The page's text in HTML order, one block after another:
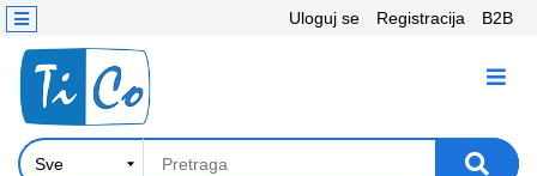
Uloguj se Registracija B2B
KATEGORIJE
Računari,
Komponente
Kontakt